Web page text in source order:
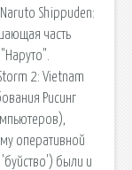
Shippuden:
часть
2: Vietnam
Рисинг
оперативной
были и